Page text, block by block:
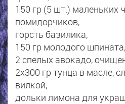
150 гр (5 шт.) маленьких
помидорчиков,
горсть базилика,
150 гр молодого шпината,
2 спелых авокадо,
2х300 гр тунца в масле,
вилкой,
дольки лимона для